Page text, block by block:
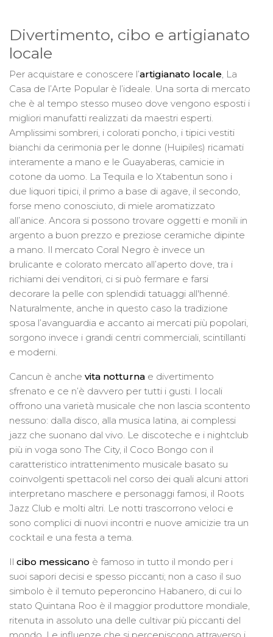
Divertimento, cibo e artigianato
locale
Per acquistare e conoscere l’artigianato locale , La
Casa de l’Arte Popular è l’ideale. Una sorta di mercato
che è al tempo stesso museo dove vengono esposti i
migliori manufatti realizzati da maestri esperti.
Amplissimi sombreri, i colorati poncho, i tipici vestiti
bianchi da cerimonia per le donne (Huipiles) ricamati
interamente a mano e le Guayaberas, camicie in
cotone da uomo. La Tequila e lo Xtabentun sono i
due liquori tipici, il primo a base di agave, il secondo,
forse meno conosciuto, di miele aromatizzato
all’anice. Ancora si possono trovare oggetti e monili in
argento a buon prezzo e preziose ceramiche dipinte
a mano. Il mercato Coral Negro è invece un
brulicante e colorato mercato all’aperto dove, tra i
richiami dei venditori, ci si può fermare e farsi
decorare la pelle con splendidi tatuaggi all'henné.
Naturalmente, anche in questo caso la tradizione
sposa l’avanguardia e accanto ai mercati più popolari,
sorgono invece i grandi centri commerciali, scintillanti
e moderni.
Cancun è anche vita notturna e divertimento
sfrenato e ce n’è davvero per tutti i gusti. I locali
offrono una varietà musicale che non lascia scontento
nessuno: dalla disco, alla musica latina, ai complessi
jazz che suonano dal vivo. Le discoteche e i nightclub
più in voga sono The City, il Coco Bongo con il
caratteristico intrattenimento musicale basato su
coinvolgenti spettacoli nel corso dei quali alcuni attori
interpretano maschere e personaggi famosi, il Roots
Jazz Club e molti altri. Le notti trascorrono veloci e
sono complici di nuovi incontri e nuove amicizie tra un
cocktail e una festa a tema.
Il cibo messicano è famoso in tutto il mondo per i
suoi sapori decisi e spesso piccanti; non a caso il suo
simbolo è il temuto peperoncino Habanero, di cui lo
stato Quintana Roo è il maggior produttore mondiale,
ritenuta in assoluto una delle cultivar più piccanti del
mondo. Le influenze che si percepiscono attraverso i